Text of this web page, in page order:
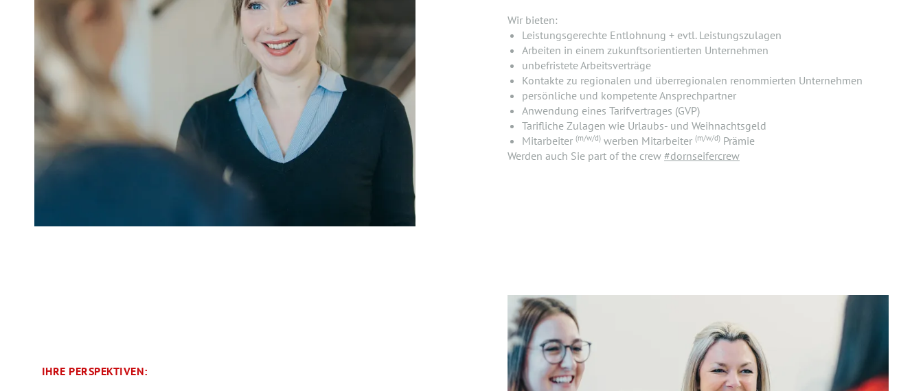
Wir bieten:
Leistungsgerechte Entlohnung + evtl. Leistungszulagen
Arbeiten in einem zukunftsorientierten Unternehmen
unbefristete Arbeitsverträge
Kontakte zu regionalen und überregionalen renommierten Unternehmen
persönliche und kompetente Ansprechpartner
Anwendung eines Tarifvertrages (GVP)
Tarifliche Zulagen wie Urlaubs- und Weihnachtsgeld
Mitarbeiter (m/w/d)werben Mitarbeiter (m/w/d)Prämie
Werden auch Sie part of the crew #dornseifercrew
IHRE PERSPEKTIVEN: